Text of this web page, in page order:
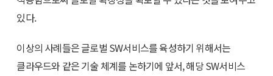
있다.
이상의 사례들은 글로벌 SW서비스를 육성하기 위해서는
클라우드와 같은 기술 체계를 논하기에 앞서, 해당 SW서비스